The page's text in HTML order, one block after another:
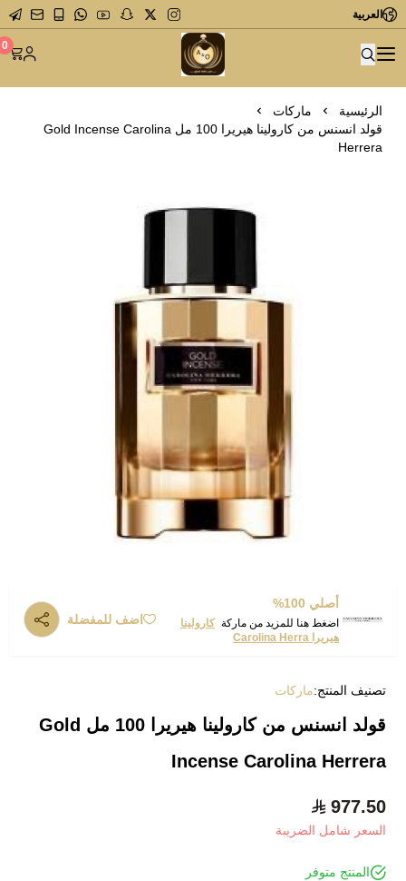
العربية
متجر عاشق العطور 0
الرئيسية
ماركات
قولد انسنس من كارولينا هيريرا 100 مل Gold Incense Carolina
Herrera
أصلي 100%
اضغط هنا للمزيد من ماركة كارولينا
هيريرا Carolina Herra
اضف للمفضلة
تصنيف المنتج:ماركات
قولد انسنس من كارولينا هيريرا 100 مل Gold
Incense Carolina Herrera
977.50
السعر شامل الضريبة
المنتج متوفر